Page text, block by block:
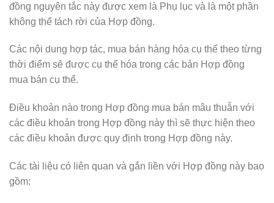
đồng nguyên tắc này được xem là Phụ lục và là một phần
không thể tách rời của Hợp đồng.
Các nội dung hợp tác, mua bán hàng hóa cụ thể theo từng
thời điểm sẽ được cụ thể hóa trong các bản Hợp đồng
mua bán cụ thể.
Điều khoản nào trong Hợp đồng mua bán mâu thuẫn với
các điều khoản trong Hợp đồng này thì sẽ thực hiện theo
các điều khoản được quy định trong Hợp đồng này.
Các tài liệu có liên quan và gắn liền với Hợp đồng này bao
gồm: